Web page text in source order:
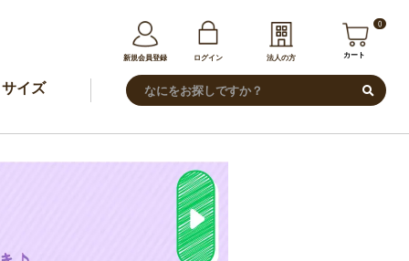
新規会員登録 ログイン 法人の方
0
カート
サイズ